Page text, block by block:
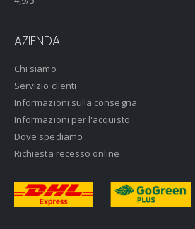
AZIENDA
Chi siamo
Servizio clienti
Informazioni sulla consegna
Informazioni per l'acquisto
Dove spediamo
Richiesta recesso online